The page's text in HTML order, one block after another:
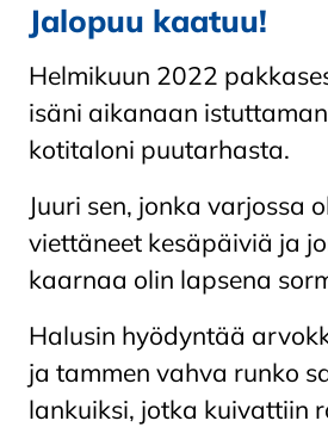
Jalopuu kaatuu!
Helmikuun 2022
isäni aikanaan
kotitaloni puutarhasta.
Juuri sen, jonka varjossa
viettäneet kesäpäiviä ja
kaarnaa olin lapsena
Halusin hyödyntää
ja tammen vahva runko
lankuiksi, jotka kuivattiin